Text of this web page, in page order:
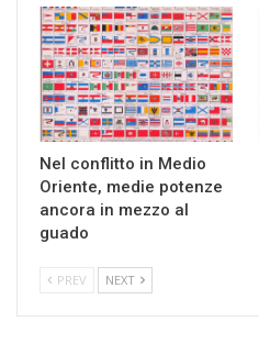
Nel conflitto in Medio
Oriente, medie potenze
ancora in mezzo al
guado
PREV NEXT